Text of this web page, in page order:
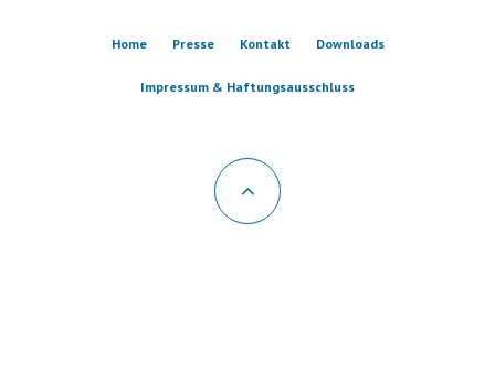
Home Presse Kontakt Downloads
Impressum & Haftungsausschluss